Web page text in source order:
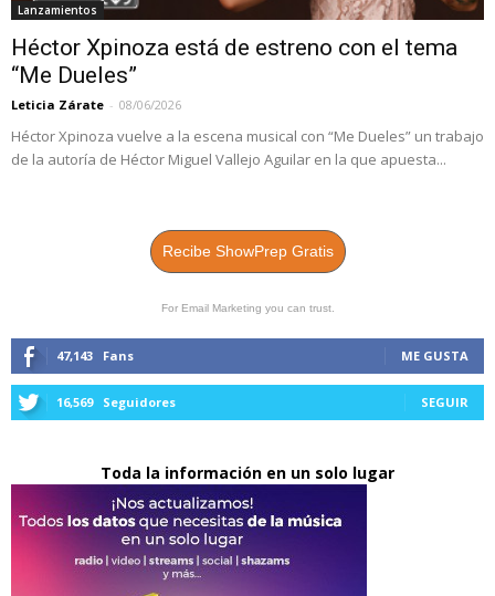
Lanzamientos
Héctor Xpinoza está de estreno con el tema
“Me Dueles”
Leticia Zárate - 08/06/2026
Héctor Xpinoza vuelve a la escena musical con “Me Dueles” un trabajo
de la autoría de Héctor Miguel Vallejo Aguilar en la que apuesta...
Recibe ShowPrep Gratis
For Email Marketing you can trust.
47,143 Fans ME GUSTA
16,569 Seguidores SEGUIR
Toda la información en un solo lugar